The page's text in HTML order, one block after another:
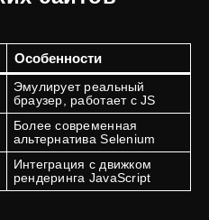
Особенности
Эмулирует реальный
браузер, работает с JS
Более современная
альтернатива Selenium
Интеграция с движком
рендеринга JavaScript